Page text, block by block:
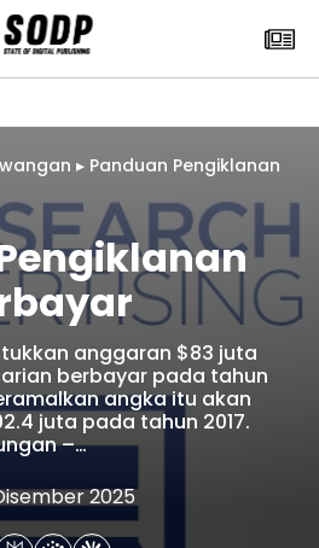
▸ Panduan Pengiklanan
anggaran $83 juta
berbayar pada tahun
angka itu akan
juta pada tahun 2017.
–…
2025